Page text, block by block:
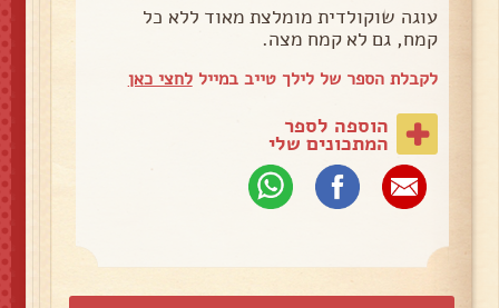
עוגה שוקולדית מומלצת מאוד ללא כל
קמח, גם לא קמח מצה.
לקבלת הספר של לילך טייב במייללחצי כאן
הוספה לספר
המתכונים שלי